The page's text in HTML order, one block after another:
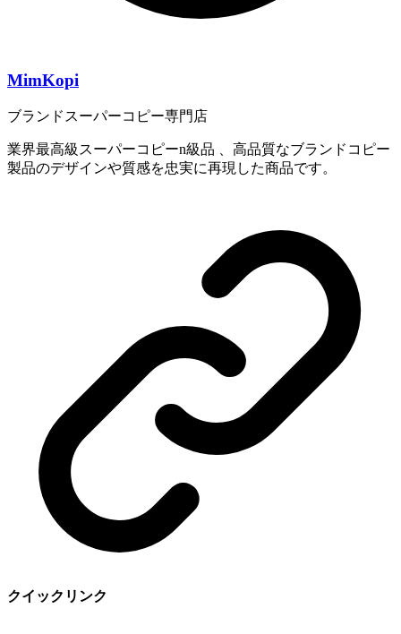
MimKopi
ブランドスーパーコピー専門店
業界最高級スーパーコピーn級品 、高品質なブランドコピー
製品のデザインや質感を忠実に再現した商品です。
クイックリンク